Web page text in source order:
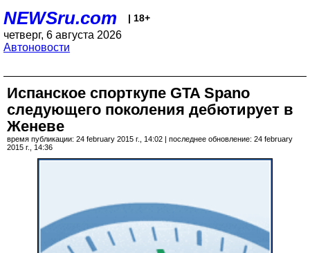
NEWSru.com | 18+
четверг, 6 августа 2026
Автоновости
Испанское спорткупе GTA Spano
следующего поколения дебютирует в
Женеве
время публикации: 24 february 2015 г., 14:02 | последнее обновление: 24 february
2015 г., 14:36